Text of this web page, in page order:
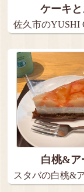
ケーキ
佐久市の
白桃&
スタバの白桃&